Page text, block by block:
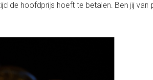
de hoofdprijs hoeft te betalen. Ben jij van